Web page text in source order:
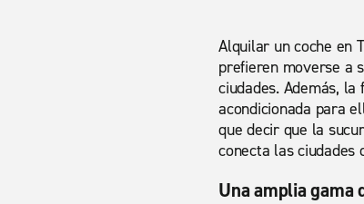
Alquilar un coche en
prefieren moverse a
ciudades. Además,
acondicionada para
que decir que la
conecta las ciudades
Una amplia gama